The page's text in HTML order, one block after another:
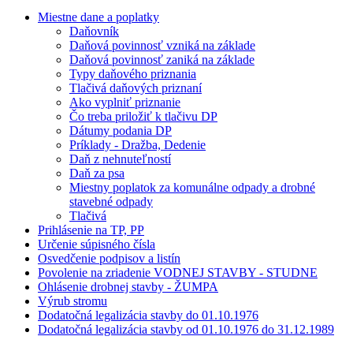
Miestne dane a poplatky
Daňovník
Daňová povinnosť vzniká na základe
Daňová povinnosť zaniká na základe
Typy daňového priznania
Tlačivá daňových priznaní
Ako vyplniť priznanie
Čo treba priložiť k tlačivu DP
Dátumy podania DP
Príklady - Dražba, Dedenie
Daň z nehnuteľností
Daň za psa
Miestny poplatok za komunálne odpady a drobné
stavebné odpady
Tlačivá
Prihlásenie na TP, PP
Určenie súpisného čísla
Osvedčenie podpisov a listín
Povolenie na zriadenie VODNEJ STAVBY - STUDNE
Ohlásenie drobnej stavby - ŽUMPA
Výrub stromu
Dodatočná legalizácia stavby do 01.10.1976
Dodatočná legalizácia stavby od 01.10.1976 do 31.12.1989